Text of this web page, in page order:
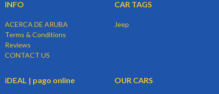
INFO
ACERCA DE ARUBA
Terms & Conditions
Reviews
CONTACT US
CAR TAGS
Jeep
iDEAL | pago online OUR CARS